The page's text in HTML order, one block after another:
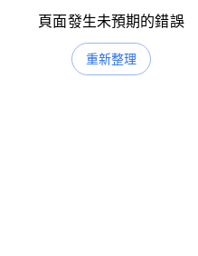
頁面發生未預期的錯誤
重新整理